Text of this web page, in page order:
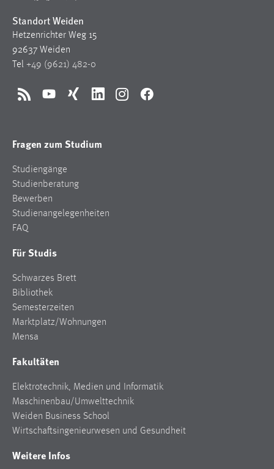
Standort Weiden
Hetzenrichter Weg 15
92637 Weiden
Tel +49 (9621) 482-0
RSS YouTubeXing LinkedInInstagramFacebook
Fragen zum Studium
Studiengänge
Studienberatung
Bewerben
Studienangelegenheiten
FAQ
Für Studis
Schwarzes Brett
Bibliothek
Semesterzeiten
Marktplatz/Wohnungen
Mensa
Fakultäten
Elektrotechnik, Medien und Informatik
Maschinenbau/Umwelttechnik
Weiden Business School
Wirtschaftsingenieurwesen und Gesundheit
Weitere Infos
STATISTIK
Statistik Cookies erfassen Informationen anonym.
unsere Besucher unsere Website nutzen.
Name:
Zweck:
Cookie Laufzeit:
MARKETING
Marketing Cookies werden von Drittanbietern
verwendet, um personalisierte Werbung anzuzeigen.
Sie tun dies, indem sie Besucher über Websites
hinweg verfolgen.
Name:
Anbieter: